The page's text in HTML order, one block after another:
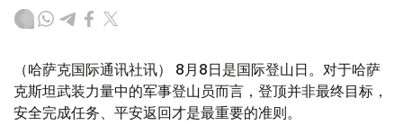
（哈萨克国际通讯社讯） 8月8日是国际登山日。对于哈萨
克斯坦武装力量中的军事登山员而言，登顶并非最终目标，
安全完成任务、平安返回才是最重要的准则。